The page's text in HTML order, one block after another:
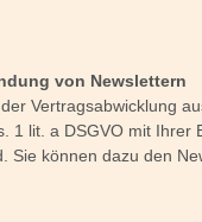
von Newslettern
Vertragsabwicklung
1 lit. a DSGVO mit
Sie können dazu den